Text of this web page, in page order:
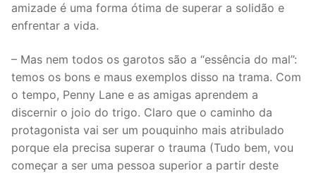
amizade é uma forma ótima de superar a solidão e
enfrentar a vida.
– Mas nem todos os garotos são a “essência do mal”:
temos os bons e maus exemplos disso na trama. Com
o tempo, Penny Lane e as amigas aprendem a
discernir o joio do trigo. Claro que o caminho da
protagonista vai ser um pouquinho mais atribulado
porque ela precisa superar o trauma (Tudo bem, vou
começar a ser uma pessoa superior a partir deste